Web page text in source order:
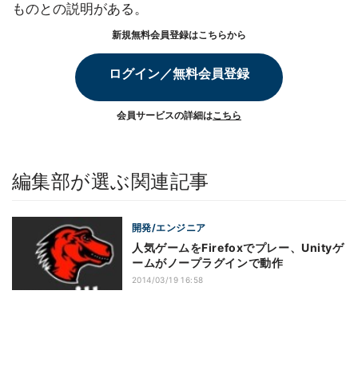
ものとの説明がある。
新規無料会員登録はこちらから
ログイン／無料会員登録
会員サービスの詳細はこちら
編集部が選ぶ関連記事
開発/エンジニア
人気ゲームをFirefoxでプレー、Unityゲ
ームがノープラグインで動作
2014/03/19 16:58